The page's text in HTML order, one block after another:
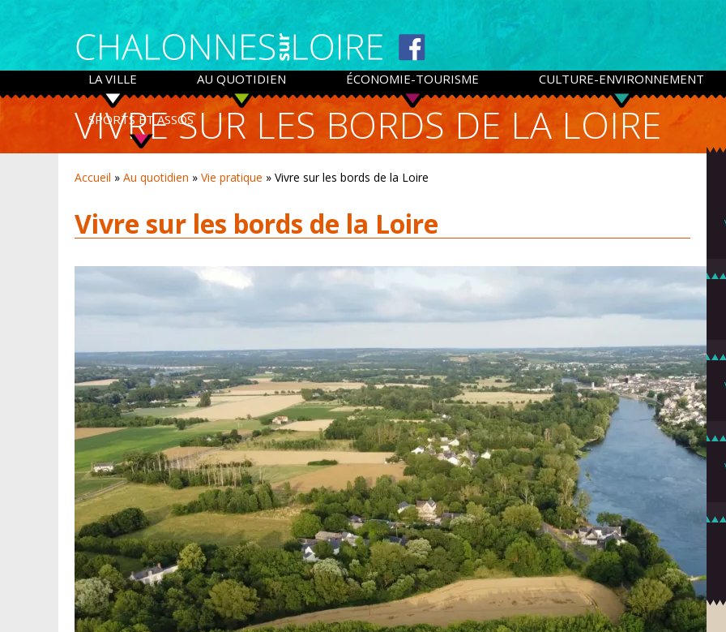
Panneau de gestion des cookies
LA VILLE AU QUOTIDIEN ÉCONOMIE-TOURISME CULTURE-ENVIRONNEMENT
SPORTS ET ASSOS
VIVRE SUR LES BORDS DE LA LOIRE
Accueil » Au quotidien » Vie pratique » Vivre sur les bords de la Loire
Vivre sur les bords de la Loire